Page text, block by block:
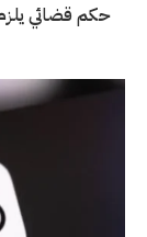
حكم قضائي يلزم “ميتا” بدفع